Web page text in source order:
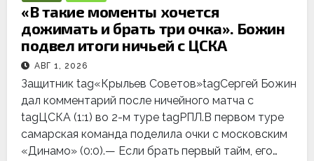
«В такие моменты хочется
дожимать и брать три очка». Божин
подвел итоги ничьей с ЦСКА
АВГ 1, 2026
Защитник tag«Крыльев Советов»tagСергей Божин
дал комментарий после ничейного матча с
tagЦСКА (1:1) во 2-м туре tagРПЛ.В первом туре
самарская команда поделила очки с московским
«Динамо» (0:0).— Если брать первый тайм, его…